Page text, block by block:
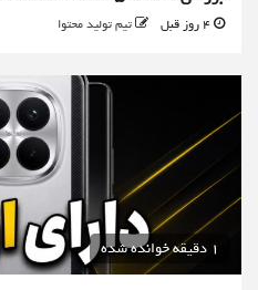
تیم تولید محتوا
1 دقیقه خوانده شده